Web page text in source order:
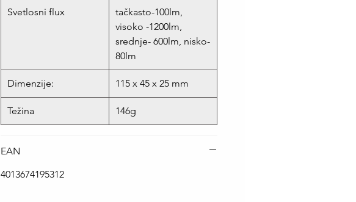
Svetlosni flux
tačkasto-100lm,
visoko -1200lm,
srednje- 600lm, nisko-
80lm
Dimenzije: 115 x 45 x 25 mm
Težina 146g
EAN
4013674195312